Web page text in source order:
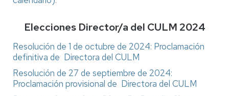
Elecciones Director/a del CULM 2024
Resolución de 1 de octubre de 2024: Proclamación
definitiva de Directora del CULM
Resolución de 27 de septiembre de 2024:
Proclamación provisional de Directora del CULM